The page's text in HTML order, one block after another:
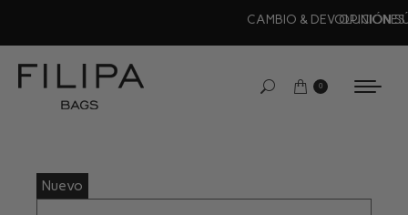
OPINIONES DE CLIENTES (*****)
0
Nuevo